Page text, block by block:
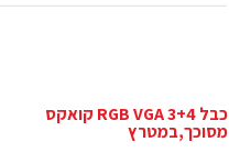
כבל RGB VGA 3+4 קואקס
מסוכך,במטרץ